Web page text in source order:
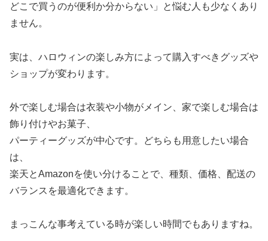
どこで買うのが便利か分からない」と悩む人も少なくあり
ません。
実は、ハロウィンの楽しみ方によって購入すべきグッズや
ショップが変わります。
外で楽しむ場合は衣装や小物がメイン、家で楽しむ場合は
飾り付けやお菓子、
パーティーグッズが中心です。どちらも用意したい場合
は、
楽天とAmazonを使い分けることで、種類、価格、配送の
バランスを最適化できます。
まっこんな事考えている時が楽しい時間でもありますね。